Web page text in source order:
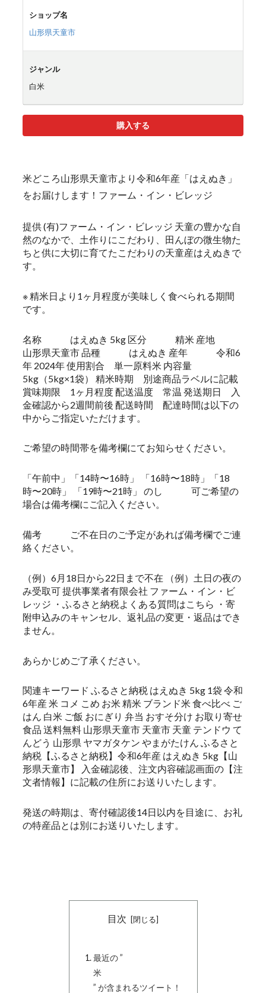
ショップ名
山形県天童市
ジャンル
白米
購入する
米どころ山形県天童市より令和6年産「はえぬき」
をお届けします！ファーム・イン・ビレッジ
提供 (有)ファーム・イン・ビレッジ 天童の豊かな自
然のなかで、土作りにこだわり、田んぼの微生物た
ちと供に大切に育てたこだわりの天童産はえぬきで
す。
※ 精米日より1ヶ月程度が美味しく食べられる期間
です。
名称 はえぬき 5kg 区分 精米 産地
山形県天童市 品種 はえぬき 産年 令和6
年 2024年 使用割合 単一原料米 内容量
5kg（5kg×1袋） 精米時期 別途商品ラベルに記載
賞味期限 1ヶ月程度 配送温度 常温 発送期日 入
金確認から2週間前後 配送時間 配達時間は以下の
中からご指定いただけます。
ご希望の時間帯を備考欄にてお知らせください。
「午前中」「14時〜16時」 「16時〜18時」「18
時〜20時」 「19時〜21時」 のし 可ご希望の
場合は備考欄にご記入ください。
備考 ご不在日のご予定があれば備考欄でご連
絡ください。
（例）6月18日から22日まで不在 （例）土日の夜の
み受取可 提供事業者有限会社 ファーム・イン・ビ
レッジ ・ふるさと納税よくある質問はこちら ・寄
附申込みのキャンセル、返礼品の変更・返品はでき
ません。
あらかじめご了承ください。
関連キーワード ふるさと納税 はえぬき 5kg 1袋 令和
6年産 米 コメ こめ お米 精米 ブランド米 食べ比べ ご
はん 白米 ご飯 おにぎり 弁当 おすそ分け お取り寄せ
食品 送料無料 山形県天童市 天童市 天童 テンドウ て
んどう 山形県 ヤマガタケン やまがたけん ふるさと
納税【ふるさと納税】令和6年産 はえぬき 5kg【山
形県天童市】 入金確認後、注文内容確認画面の【注
文者情報】に記載の住所にお送りいたします。
発送の時期は、寄付確認後14日以内を目途に、お礼
の特産品とは別にお送りいたします。
目次
最近の ”
米
” が含まれるツイート！